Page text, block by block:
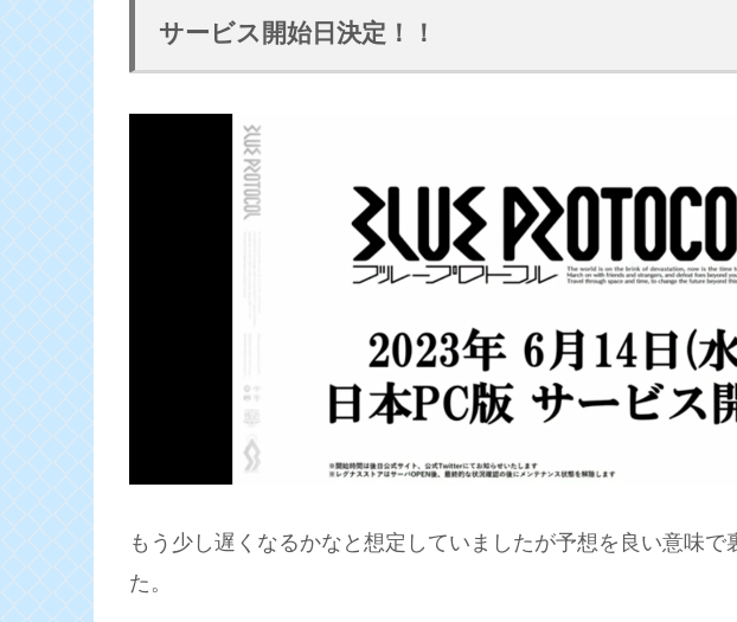
サービス開始日決定！！
もう少し遅くなるかなと想定していましたが予想を良い意味で
た。